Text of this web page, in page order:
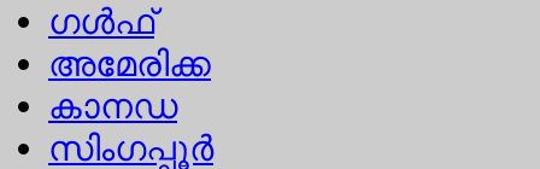
ഗള്‍ഫ്
അമേരിക്ക
കാനഡ
സിംഗപ്പൂര്‍